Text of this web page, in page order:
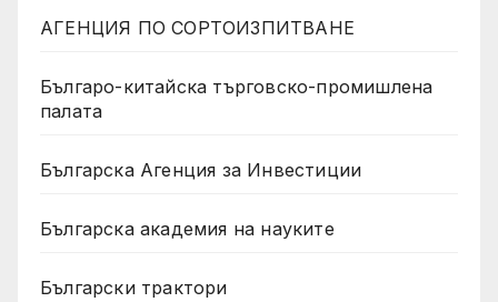
АГЕНЦИЯ ПО СОРТОИЗПИТВАНЕ
Българо-китайска търговско-промишлена
палата
Българска Агенция за Инвестиции
Българска академия на науките
Български трактори